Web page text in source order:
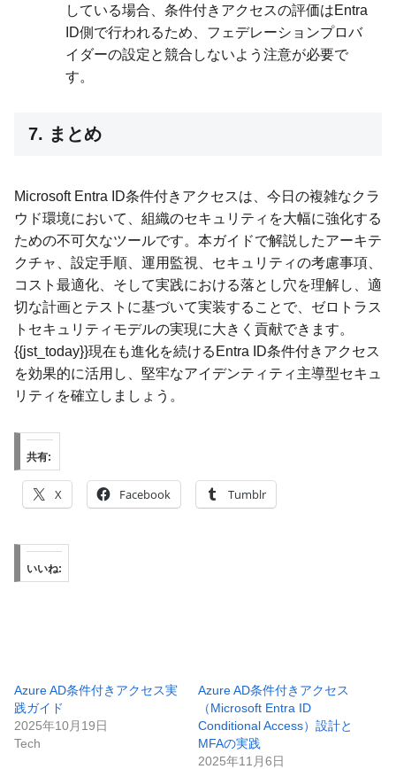
している場合、条件付きアクセスの評価はEntra
ID側で行われるため、フェデレーションプロバ
イダーの設定と競合しないよう注意が必要で
す。
7. まとめ
Microsoft Entra ID条件付きアクセスは、今日の複雑なクラ
ウド環境において、組織のセキュリティを大幅に強化する
ための不可欠なツールです。本ガイドで解説したアーキテ
クチャ、設定手順、運用監視、セキュリティの考慮事項、
コスト最適化、そして実践における落とし穴を理解し、適
切な計画とテストに基づいて実装することで、ゼロトラス
トセキュリティモデルの実現に大きく貢献できます。
{{jst_today}}現在も進化を続けるEntra ID条件付きアクセス
を効果的に活用し、堅牢なアイデンティティ主導型セキュ
リティを確立しましょう。
共有:
X Facebook Tumblr
いいね:
Azure AD条件付きアクセス実
践ガイド
2025年10月19日
Tech
Azure AD条件付きアクセス
（Microsoft Entra ID
Conditional Access）設計と
MFAの実践
2025年11月6日